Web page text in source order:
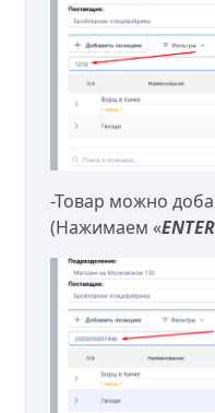
-Товар можно
(Нажимаем «ENTER